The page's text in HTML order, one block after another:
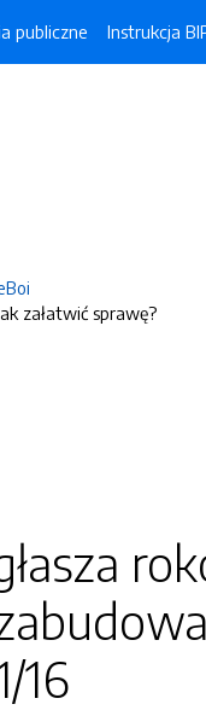
publiczne Instrukcja
załatwić sprawę?
16